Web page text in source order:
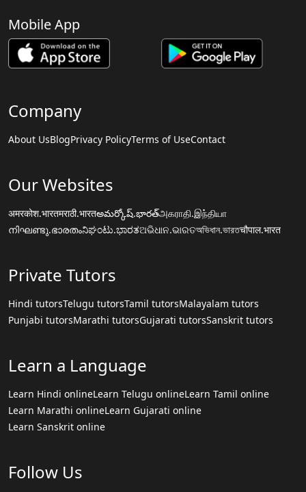
Mobile App
Company
About UsBlogPrivacy PolicyTerms of UseContact
Our Websites
अमरकोश.भारतमराठी.भारतఅమర్కోష్.భారత్அகராதி.இந்தியா
നിഘണ്ടു.ഭാരതംನಿಘಂಟು.ಭಾರತଅଭିଧାନ.ଭାରତঅভিধান.ভারতचौपाल.भारत
Private Tutors
Hindi tutorsTelugu tutorsTamil tutorsMalayalam tutors
Punjabi tutorsMarathi tutorsGujarati tutorsSanskrit tutors
Learn a Language
Learn Hindi onlineLearn Telugu onlineLearn Tamil online
Learn Marathi onlineLearn Gujarati online
Learn Sanskrit online
Follow Us